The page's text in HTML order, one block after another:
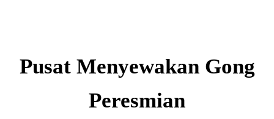
Pusat Menyewakan Gong
Peresmian